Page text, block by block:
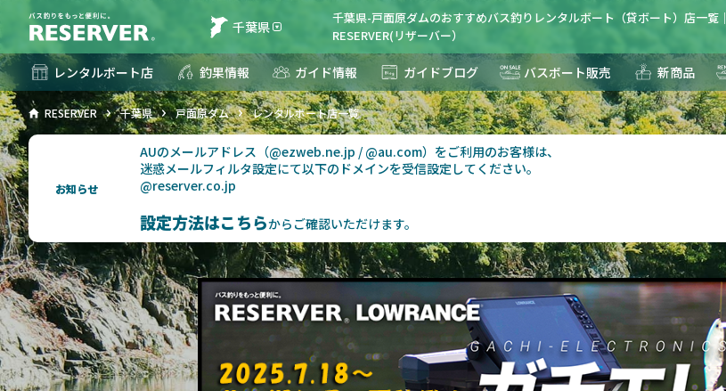
千葉県
千葉県-戸面原ダムのおすすめバス釣りレンタルボート（貸ボート）店一覧｜
RESERVER(リザーバー）
レンタルボート店 釣果情報 ガイド情報 ガイドブログ バスボート販売 新商品
RESERVER 千葉県 戸面原ダム レンタルボート店一覧
お知らせ
AUのメールアドレス（@ezweb.ne.jp / @au.com）をご利用のお客様は、
迷惑メールフィルタ設定にて以下のドメインを受信設定してください。
@reserver.co.jp
設定方法はこちらからご確認いただけます。